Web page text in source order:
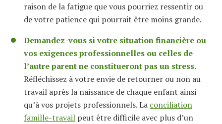
raison de la fatigue que vous pourriez ressentir ou
de votre patience qui pourrait être moins grande.
Demandez-vous si votre situation financière ou
vos exigences professionnelles ou celles de
l’autre parent ne constitueront pas un stress.
Réfléchissez à votre envie de retourner ou non au
travail après la naissance de chaque enfant ainsi
qu’à vos projets professionnels. La conciliation
famille-travail peut être difficile avec plus d’un